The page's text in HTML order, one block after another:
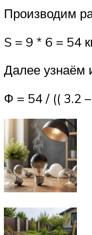
Производим
S = 9 * 6 = 54
Далее узнаём
Ф = 54 / (( 3.2